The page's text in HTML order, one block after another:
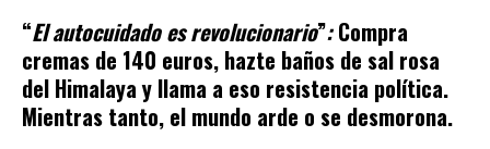
“El autocuidado es revolucionario”:Compra
cremas de 140 euros, hazte baños de sal rosa
del Himalaya y llama a eso resistencia política.
Mientras tanto, el mundo arde o se desmorona.